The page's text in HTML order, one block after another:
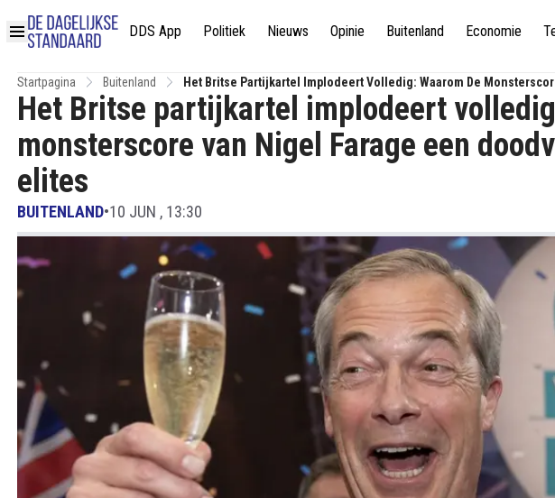
DDS App Politiek Nieuws Opinie Buitenland Economie
Startpagina Buitenland
Het Britse Partijkartel Implodeert Volledig: Waarom De
De Elites
Het Britse partijkartel implodeert
monsterscore van Nigel Farage een
elites
BUITENLAND•10 JUN , 13:30